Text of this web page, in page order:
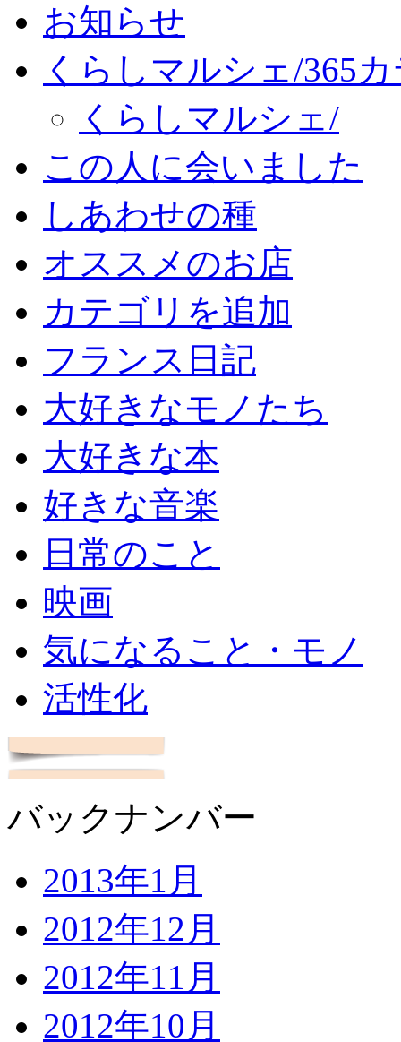
お知らせ
くらしマルシェ/365
くらしマルシェ/
この人に会いました
しあわせの種
オススメのお店
カテゴリを追加
フランス日記
大好きなモノたち
大好きな本
好きな音楽
日常のこと
映画
気になること・モノ
活性化
バックナンバー
2013年1月
2012年12月
2012年11月
2012年10月